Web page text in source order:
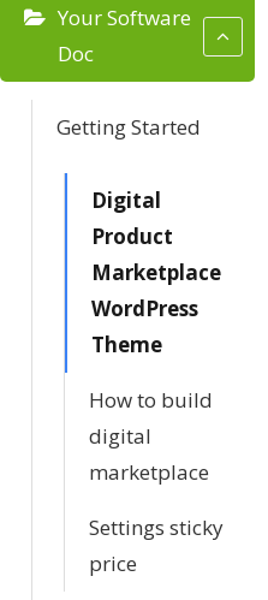
Your Software
Doc
Getting Started
Digital
Product
Marketplace
WordPress
Theme
How to build
digital
marketplace
Settings sticky
price